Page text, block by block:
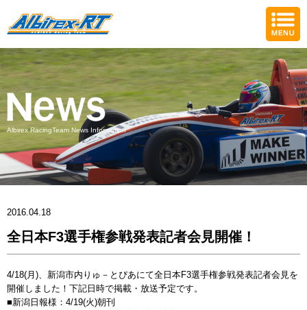
Albirex RacingTeam News Information
2016.04.18
全日本F3選手権参戦発表記者会見開催！
4/18(月)、新潟市内りゅ－とぴあにて全日本F3選手権参戦発表記者会見を
開催しました！下記日時で掲載・放送予定です。
■新潟日報様：4/19(火)朝刊